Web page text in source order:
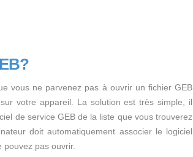
vous ne parvenez pas à ouvrir un fichier GEB
votre appareil. La solution est très simple, il
de service GEB de la liste que vous trouverez
doit automatiquement associer le logiciel
pas ouvrir.